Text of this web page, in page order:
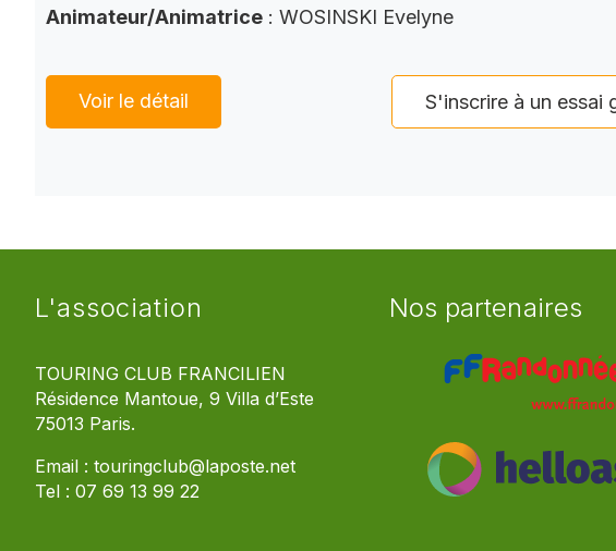
Animateur/Animatrice : WOSINSKI Evelyne
Voir le détail S'inscrire à un essai
L'association
TOURING CLUB FRANCILIEN
Résidence Mantoue, 9 Villa d’Este
75013 Paris.
Email : touringclub@laposte.net
Tel : 07 69 13 99 22
Nos partenaires